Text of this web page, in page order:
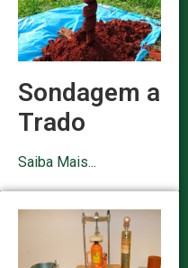
Sondagem a
Trado
Saiba Mais...